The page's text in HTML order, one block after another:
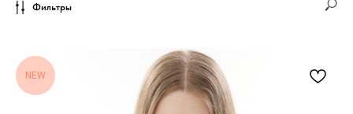
Фильтры
NEW